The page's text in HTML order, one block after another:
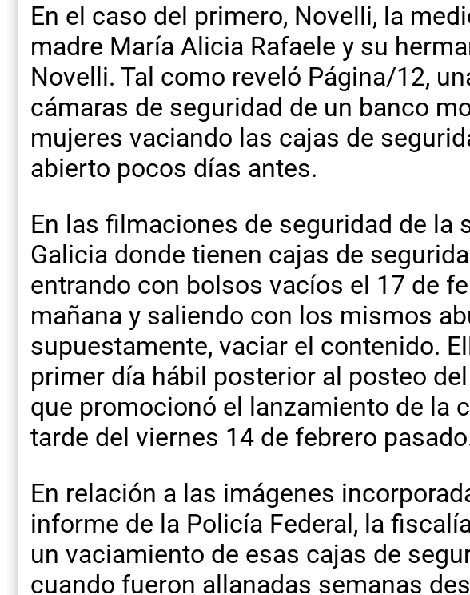
En el caso del primero, Novelli, la
madre María Alicia Rafaele y su
Novelli. Tal como reveló Página/12,
cámaras de seguridad de un banco
mujeres vaciando las cajas de
abierto pocos días antes.
En las filmaciones de seguridad de la
Galicia donde tienen cajas de
entrando con bolsos vacíos el 17 de
mañana y saliendo con los mismos
supuestamente, vaciar el contenido.
primer día hábil posterior al posteo
que promocionó el lanzamiento de la
tarde del viernes 14 de febrero
En relación a las imágenes
informe de la Policía Federal, la
un vaciamiento de esas cajas de
cuando fueron allanadas semanas